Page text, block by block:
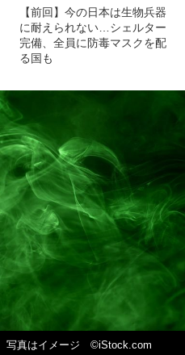
【前回】今の日本は生物兵器
に耐えられない…シェルター
完備、全員に防毒マスクを配
る国も
写真はイメージ ©iStock.com